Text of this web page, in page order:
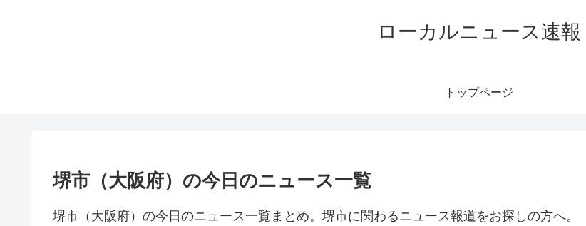
ローカルニュース速報
トップページ
堺市（大阪府）の今日のニュース一覧
堺市（大阪府）の今日のニュース一覧まとめ。堺市に関わるニュース報道をお探しの方へ。